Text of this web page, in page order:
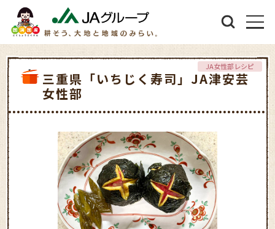
三重県「いちじく寿司」JA津安芸
女性部
JA女性部レシピ